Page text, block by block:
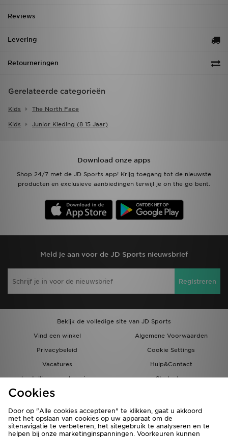
Reviews
Levering
Retourneringen
Gerelateerde categorieën
Kids The North Face
Kids Junior Kleding (8 15 Jaar)
Download onze apps
Shop 24/7 met de JD Sports app! Krijg toegang tot de nieuwste
producten en exclusieve aanbiedingen terwijl je on the go bent.
Meld je aan voor de JD Sports nieuwsbrief
Registreren
Bekijk de volledige site van JD Sports
Vind een winkel
Algemene Voorwaarden
Privacybeleid
Cookie Settings
Vacatures
Hulp&Contact
bestellingen en levering
Studenten
Partnerprogramma
Cookies
Door op "Alle cookies accepteren" te klikken, gaat u akkoord
met het opslaan van cookies op uw apparaat om de
sitenavigatie te verbeteren, het sitegebruik te analyseren en te
helpen bij onze marketinginspanningen. Voorkeuren kunnen